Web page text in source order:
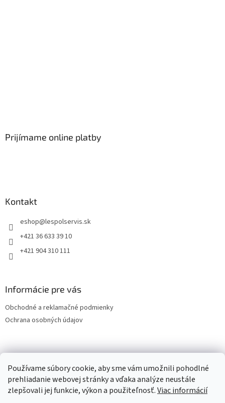
Používame súbory cookie, aby sme vám umožnili pohodlné
prehliadanie webovej stránky a vďaka analýze neustále
zlepšovali jej funkcie, výkon a použiteľnosť.Viac informácií
Prijímame online platby
Kontakt
eshop@lespolservis.sk
+421 36 633 39 10
+421 904 310 111
Informácie pre vás
Obchodné a reklamačné podmienky
Ochrana osobných údajov